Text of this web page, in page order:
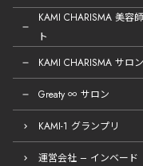
KAMI CHARISMA 美容
ト
KAMI CHARISMA サロン
Greaty ∞ サロン
KAMI-1 グランプリ
運営会社 – インベード